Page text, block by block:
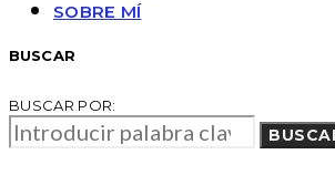
SOBRE MÍ
BUSCAR
BUSCAR POR: